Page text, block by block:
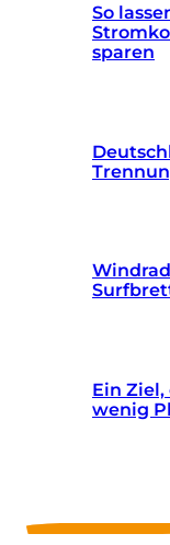
So
sparen
Ein Ziel,
wenig